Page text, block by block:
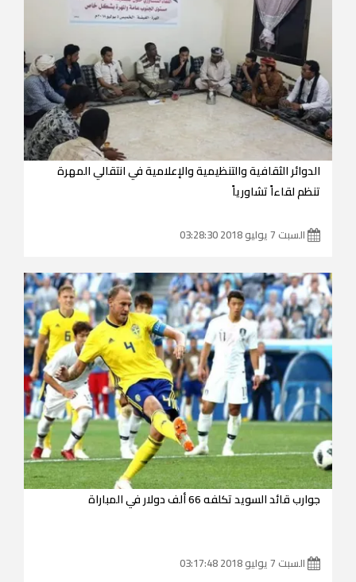
الدوائر الثقافية والتنظيمية والإعلامية في انتقالي المهرة
تنظم لقاءاً تشاورياً
السبت 7 يوليو 2018 03:28:30
جوارب قائد السويد تكلفه 66 ألف دولار في المباراة
السبت 7 يوليو 2018 03:17:48